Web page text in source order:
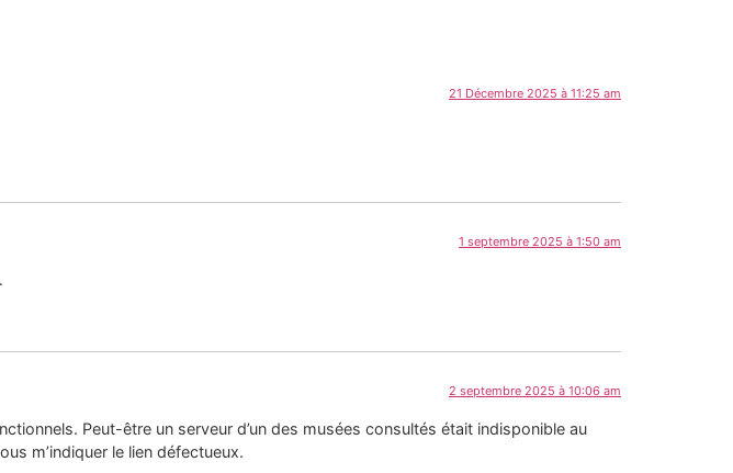
21 Décembre 2025 à 11:25 am
1 septembre 2025 à 1:50 am
2 septembre 2025 à 10:06 am
Peut-être un serveur d’un des musées consultés était indisponible au
m’indiquer le lien défectueux.